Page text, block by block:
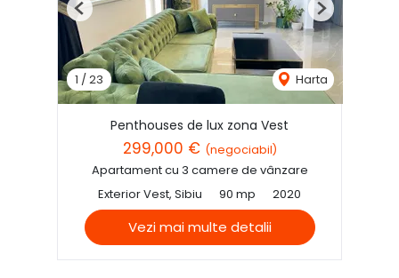
1 /23 Harta
Previous Next
Penthouses de lux zona Vest
299,000 € (negociabil)
Apartament cu 3 camere de vânzare
Exterior Vest, Sibiu
90 mp 2020
Vezi mai multe detalii